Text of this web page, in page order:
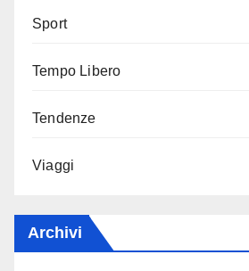
Sport
Tempo Libero
Tendenze
Viaggi
Archivi